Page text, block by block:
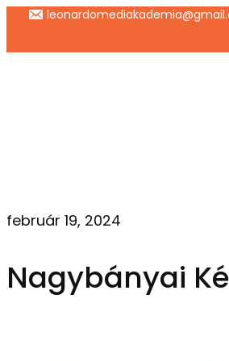
Ugrás
február 19, 2024
Nagybányai